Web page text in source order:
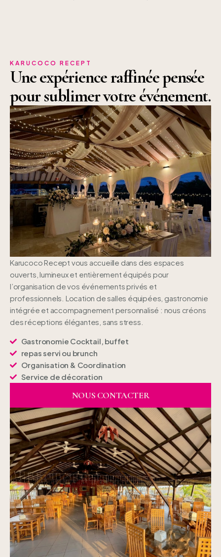
KARUCOCO RECEPT
Une expérience raffinée pensée
pour sublimer votre événement.
Karucoco Recept vous accueille dans des espaces
ouverts, lumineux et entièrement équipés pour
l’organisation de vos événements privés et
professionnels. Location de salles équipées, gastronomie
intégrée et accompagnement personnalisé : nous créons
des réceptions élégantes, sans stress.
Gastronomie Cocktail, buffet
repas servi ou brunch
Organisation & Coordination
Service de décoration
NOUS CONTACTER